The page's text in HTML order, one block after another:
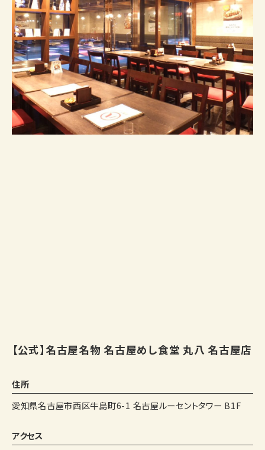
【公式】名古屋名物 名古屋めし食堂 丸八 名古屋店
住所
愛知県名古屋市西区牛島町6-1 名古屋ルーセントタワー B1F
アクセス